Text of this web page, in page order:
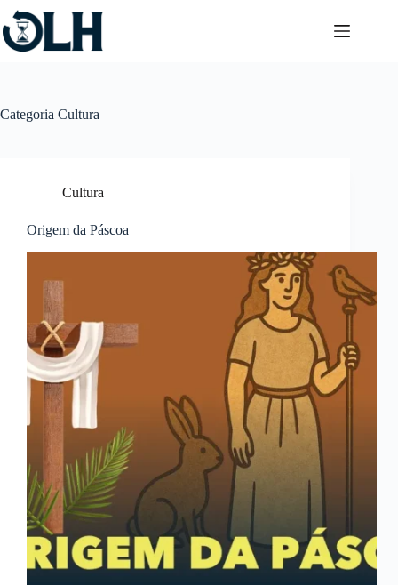
Pular
para
o
conteúdo
Categoria Cultura
Cultura
Origem da Páscoa